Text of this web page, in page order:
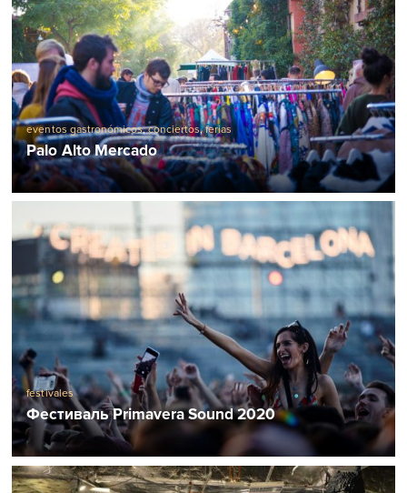
eventos gastronómicos,conciertos,ferias
Palo Alto Mercado
festivales
Фестиваль Primavera Sound 2020